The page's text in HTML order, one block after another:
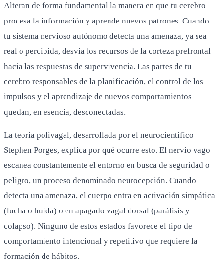
Alteran de forma fundamental la manera en que tu cerebro
procesa la información y aprende nuevos patrones. Cuando
tu sistema nervioso autónomo detecta una amenaza, ya sea
real o percibida, desvía los recursos de la corteza prefrontal
hacia las respuestas de supervivencia. Las partes de tu
cerebro responsables de la planificación, el control de los
impulsos y el aprendizaje de nuevos comportamientos
quedan, en esencia, desconectadas.
La teoría polivagal, desarrollada por el neurocientífico
Stephen Porges, explica por qué ocurre esto. El nervio vago
escanea constantemente el entorno en busca de seguridad o
peligro, un proceso denominado neurocepción. Cuando
detecta una amenaza, el cuerpo entra en activación simpática
(lucha o huida) o en apagado vagal dorsal (parálisis y
colapso). Ninguno de estos estados favorece el tipo de
comportamiento intencional y repetitivo que requiere la
formación de hábitos.